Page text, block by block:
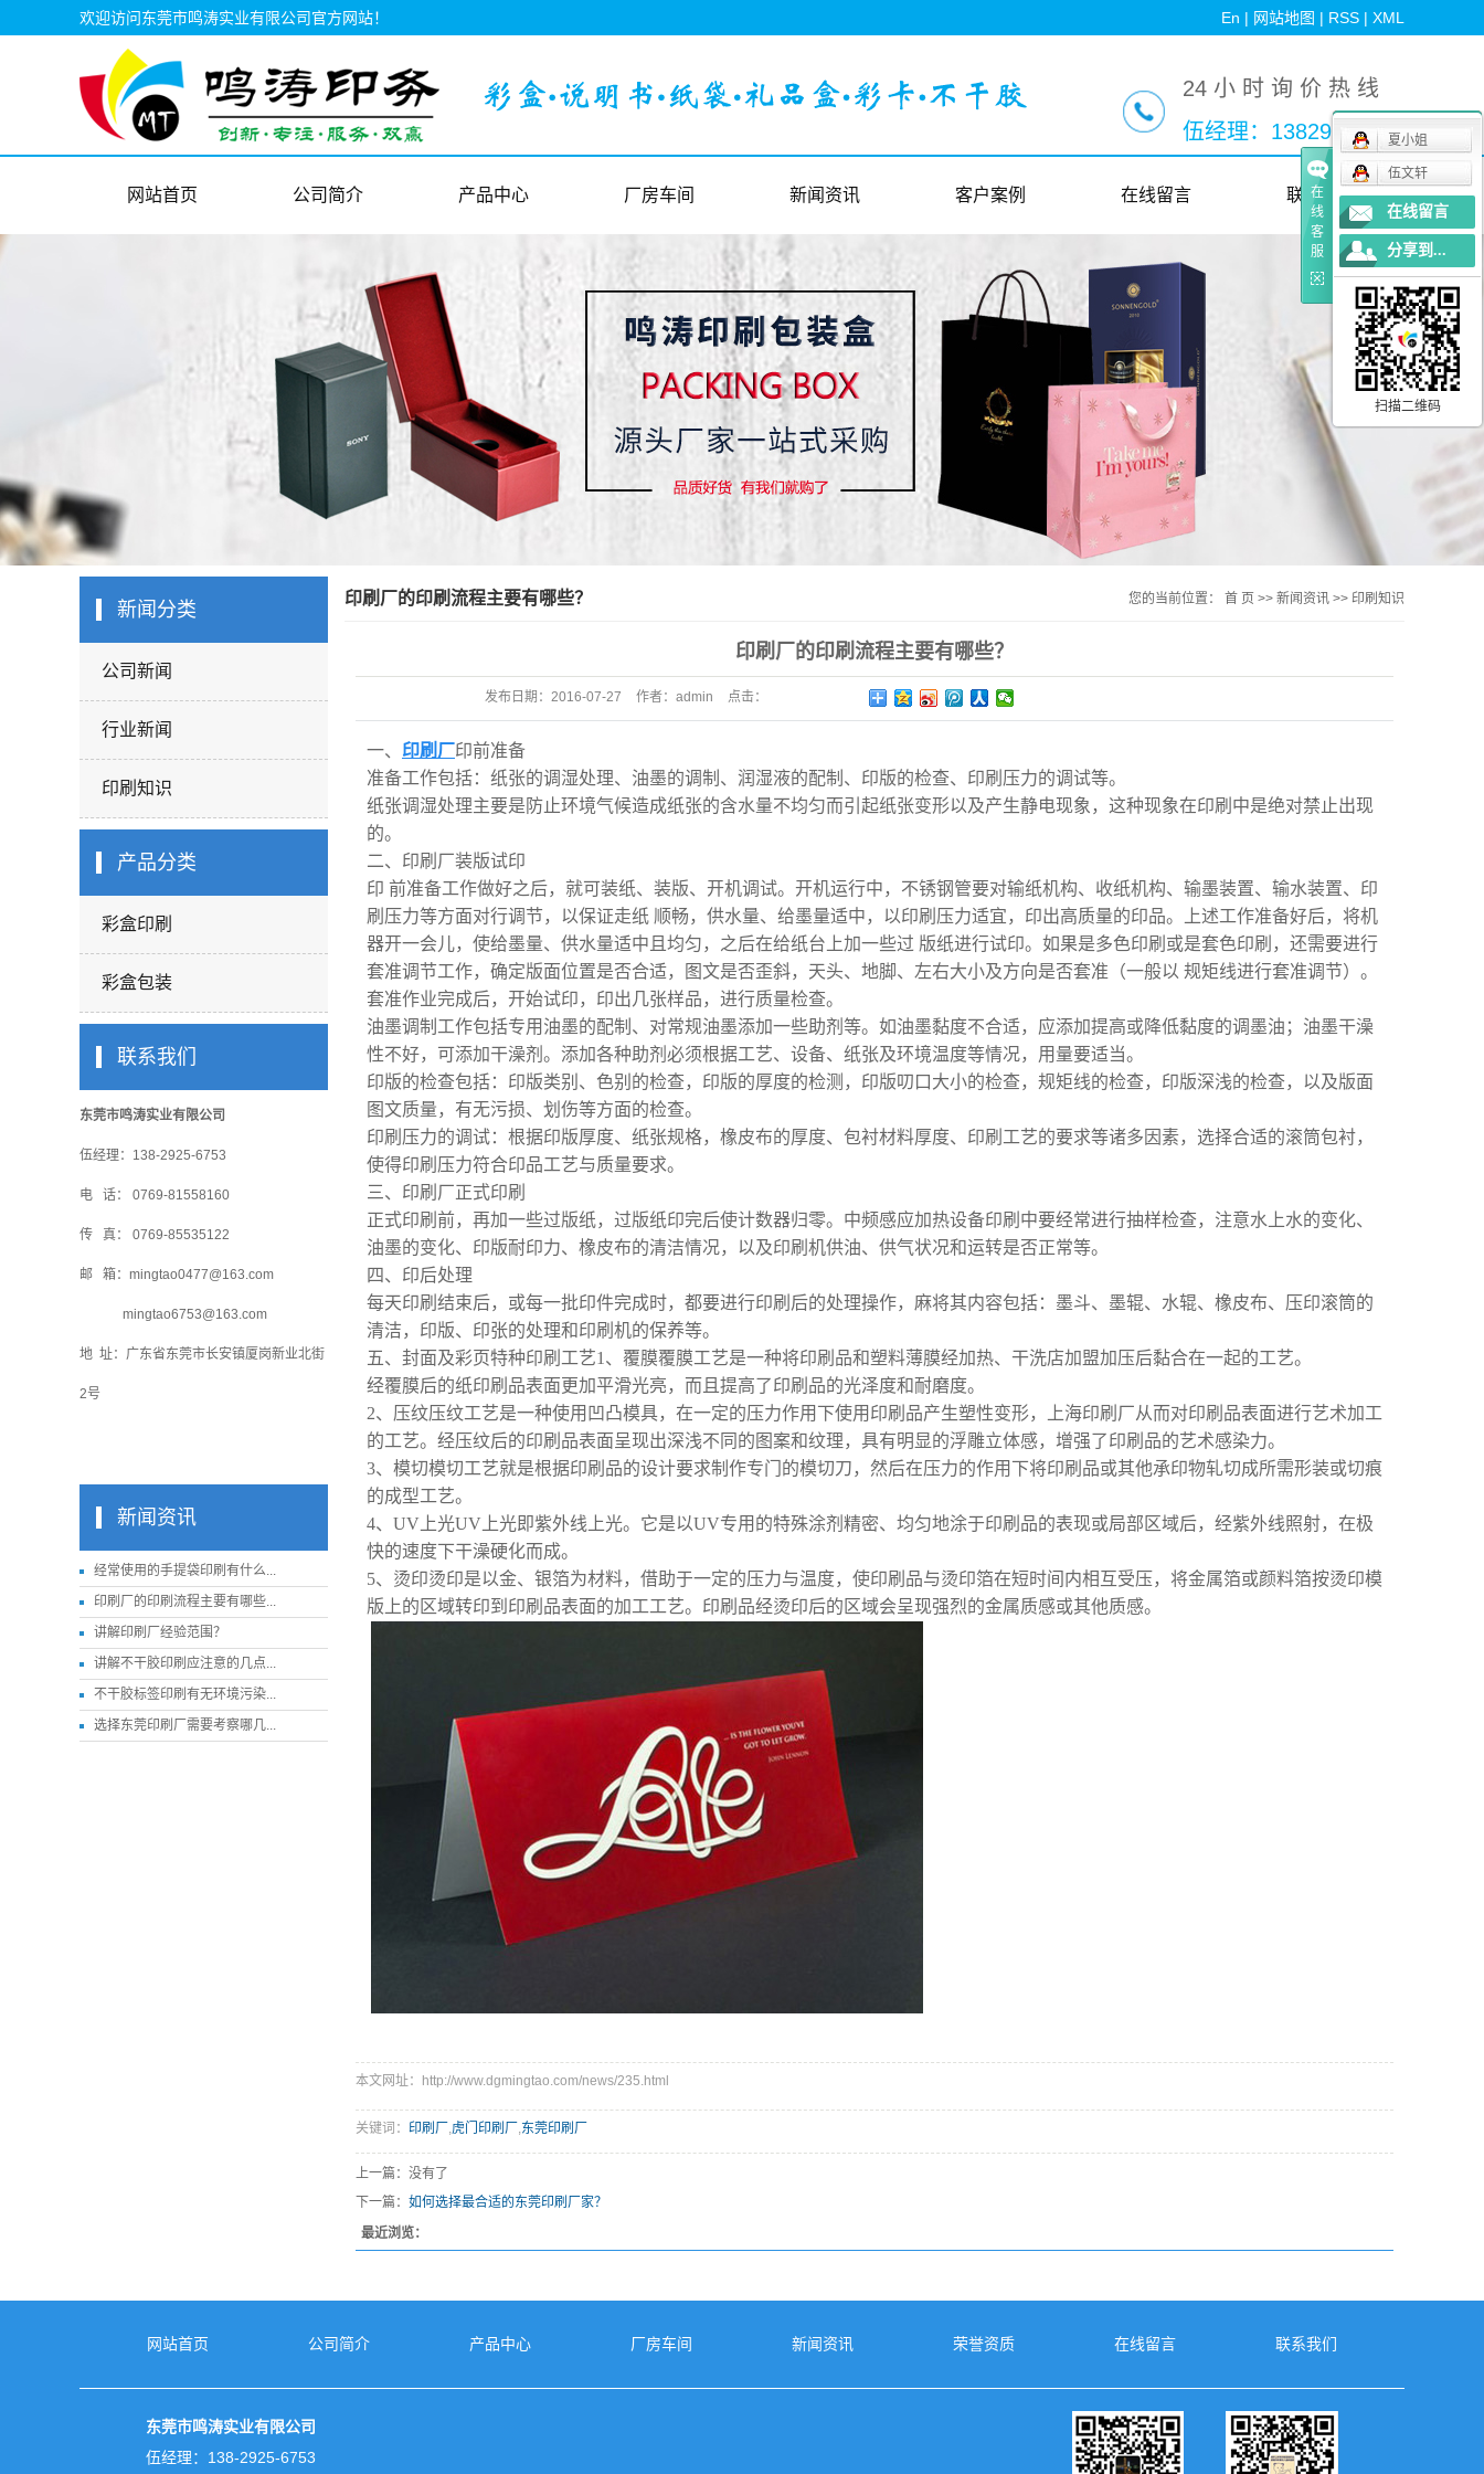
欢迎访问东莞市鸣涛实业有限公司官方网站！ En | 网站地图 | RSS | XML
24 小 时 询 价 热 线
伍经理：13829256753
网站首页 公司简介
视频中心
产品中心
彩盒包装
厂房车间
厂房车间
新闻资讯
公司新闻
行业新闻
印刷知识
客户案例 在线留言 联系我们
新闻分类
公司新闻
行业新闻
印刷知识
产品分类
彩盒印刷
彩盒包装
联系我们
东莞市鸣涛实业有限公司
伍经理：138-2925-6753
电 话： 0769-81558160
传 真： 0769-85535122
邮 箱：mingtao0477@163.com
mingtao6753@163.com
地 址：广东省东莞市长安镇厦岗新业北街
2号
新闻资讯
经常使用的手提袋印刷有什么...
印刷厂的印刷流程主要有哪些...
讲解印刷厂经验范围​？
讲解不干胶印刷应注意的几点...
不干胶标签印刷有无环境污染...
选择东莞印刷厂需要考察哪几...
印刷厂的印刷流程主要有哪些？ 您的当前位置： 首 页 >> 新闻资讯 >> 印刷知识
印刷厂的印刷流程主要有哪些？
发布日期： 2016-07-27 作者： admin 点击：
一、 印刷厂印前准备
准备工作包括：纸张的调湿处理、油墨的调制、润湿液的配制、印版的检查、印刷压力的调试等。
纸张调湿处理主要是防止环境气候造成纸张的含水量不均匀而引起纸张变形以及产生静电现象，这种现象在印刷中是绝对禁止出现
的。
二、印刷厂装版试印
印 前准备工作做好之后，就可装纸、装版、开机调试。开机运行中，不锈钢管要对输纸机构、收纸机构、输墨装置、输水装置、印
刷压力等方面对行调节，以保证走纸 顺畅，供水量、给墨量适中，以印刷压力适宜，印出高质量的印品。上述工作准备好后，将机
器开一会儿，使给墨量、供水量适中且均匀，之后在给纸台上加一些过 版纸进行试印。如果是多色印刷或是套色印刷，还需要进行
套准调节工作，确定版面位置是否合适，图文是否歪斜，天头、地脚、左右大小及方向是否套准（一般以 规矩线进行套准调节）。
套准作业完成后，开始试印，印出几张样品，进行质量检查。
油墨调制工作包括专用油墨的配制、对常规油墨添加一些助剂等。如油墨黏度不合适，应添加提高或降低黏度的调墨油；油墨干澡
性不好，可添加干澡剂。添加各种助剂必须根据工艺、设备、纸张及环境温度等情况，用量要适当。
印版的检查包括：印版类别、色别的检查，印版的厚度的检测，印版叨口大小的检查，规矩线的检查，印版深浅的检查，以及版面
图文质量，有无污损、划伤等方面的检查。
印刷压力的调试：根据印版厚度、纸张规格，橡皮布的厚度、包衬材料厚度、印刷工艺的要求等诸多因素，选择合适的滚筒包衬，
使得印刷压力符合印品工艺与质量要求。
三、印刷厂正式印刷
正式印刷前，再加一些过版纸，过版纸印完后使计数器归零。中频感应加热设备印刷中要经常进行抽样检查，注意水上水的变化、
油墨的变化、印版耐印力、橡皮布的清洁情况，以及印刷机供油、供气状况和运转是否正常等。
四、印后处理
每天印刷结束后，或每一批印件完成时，都要进行印刷后的处理操作，麻将其内容包括：墨斗、墨辊、水辊、橡皮布、压印滚筒的
清洁，印版、印张的处理和印刷机的保养等。
五、封面及彩页特种印刷工艺1、覆膜覆膜工艺是一种将印刷品和塑料薄膜经加热、干洗店加盟加压后黏合在一起的工艺。
经覆膜后的纸印刷品表面更加平滑光亮，而且提高了印刷品的光泽度和耐磨度。
2、压纹压纹工艺是一种使用凹凸模具，在一定的压力作用下使用印刷品产生塑性变形，上海印刷厂从而对印刷品表面进行艺术加工
的工艺。经压纹后的印刷品表面呈现出深浅不同的图案和纹理，具有明显的浮雕立体感，增强了印刷品的艺术感染力。
3、模切模切工艺就是根据印刷品的设计要求制作专门的模切刀，然后在压力的作用下将印刷品或其他承印物轧切成所需形装或切痕
的成型工艺。
4、UV上光UV上光即紫外线上光。它是以UV专用的特殊涂剂精密、均匀地涂于印刷品的表现或局部区域后，经紫外线照射，在极
快的速度下干澡硬化而成。
5、烫印烫印是以金、银箔为材料，借助于一定的压力与温度，使印刷品与烫印箔在短时间内相互受压，将金属箔或颜料箔按烫印模
版上的区域转印到印刷品表面的加工工艺。印刷品经烫印后的区域会呈现强烈的金属质感或其他质感。
本文网址：http://www.dgmingtao.com/news/235.html
关键词： 印刷厂 ,虎门印刷厂 ,东莞印刷厂
上一篇：没有了
下一篇： 如何选择最合适的东莞印刷厂家？
最近浏览：
网站首页 公司简介 产品中心 厂房车间 新闻资讯 荣誉资质 在线留言 联系我们
东莞市鸣涛实业有限公司
伍经理：138-2925-6753
在
线
客
服
夏小姐
伍文轩
在线留言
分享到...
扫描二维码